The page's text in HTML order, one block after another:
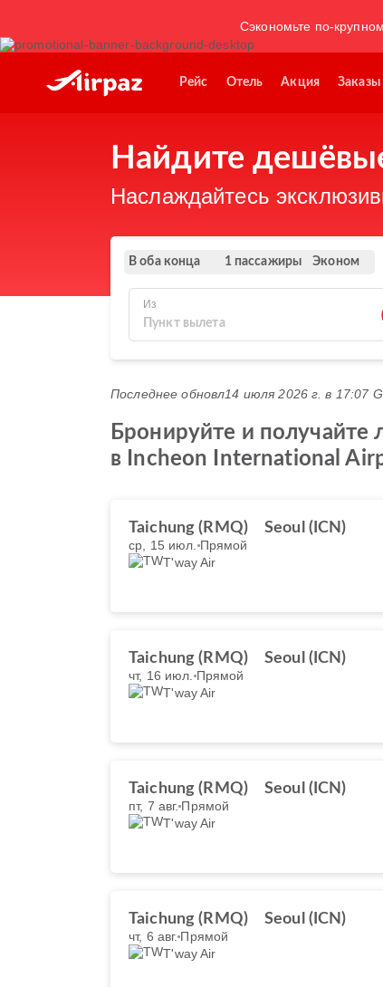
Сэкономьте по-
Рейс Отель Акция Заказы
Найдите
Наслаждайтесь
В оба конца 1 пассажиры Эконом
Из
Последнее обновл14 июля 2026 г. в 17:07
Бронируйте и
в Incheon International
Taichung (RMQ) Seoul (ICN)
ср, 15 июл. Прямой
T'way Air
Taichung (RMQ) Seoul (ICN)
чт, 16 июл. Прямой
T'way Air
Taichung (RMQ) Seoul (ICN)
пт, 7 авг. Прямой
T'way Air
Taichung (RMQ) Seoul (ICN)
чт, 6 авг. Прямой
T'way Air